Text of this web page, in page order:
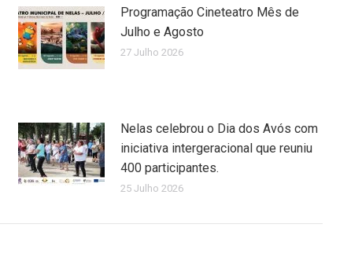
Programação Cineteatro Mês de
Julho e Agosto
27 Julho 2026
Nelas celebrou o Dia dos Avós com
iniciativa intergeracional que reuniu
400 participantes.
25 Julho 2026